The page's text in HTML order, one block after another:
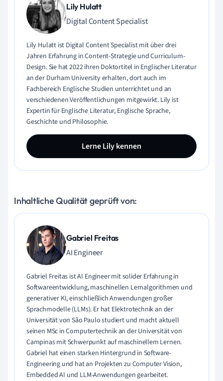
Lily Hulatt
Digital Content Specialist
Lily Hulatt ist Digital Content Specialist mit über drei
Jahren Erfahrung in Content-Strategie und Curriculum-
Design. Sie hat 2022 ihren Doktortitel in Englischer Literatur
an der Durham University erhalten, dort auch im
Fachbereich Englische Studien unterrichtet und an
verschiedenen Veröffentlichungen mitgewirkt. Lily ist
Expertin für Englische Literatur, Englische Sprache,
Geschichte und Philosophie.
Lerne Lily kennen
Inhaltliche Qualität geprüft von:
Gabriel Freitas
AI Engineer
Gabriel Freitas ist AI Engineer mit solider Erfahrung in
Softwareentwicklung, maschinellen Lernalgorithmen und
generativer KI, einschließlich Anwendungen großer
Sprachmodelle (LLMs). Er hat Elektrotechnik an der
Universität von São Paulo studiert und macht aktuell
seinen MSc in Computertechnik an der Universität von
Campinas mit Schwerpunkt auf maschinellem Lernen.
Gabriel hat einen starken Hintergrund in Software-
Engineering und hat an Projekten zu Computer Vision,
Embedded AI und LLM-Anwendungen gearbeitet.